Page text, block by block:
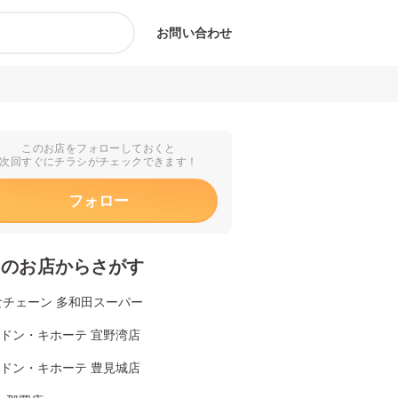
お問い合わせ
このお店をフォローしておくと
次回すぐにチラシがチェックできます！
フォロー
お店からさがす
ェーン 多和田スーパー
ン・キホーテ 宜野湾店
ン・キホーテ 豊見城店